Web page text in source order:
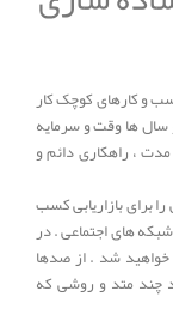
و کارهای کوچک کار
ها وقت و سرمایه
، راهکاری دائم و
برای بازاریابی کسب
های اجتماعی . در
شد . از صدها
چند متد و روشی که